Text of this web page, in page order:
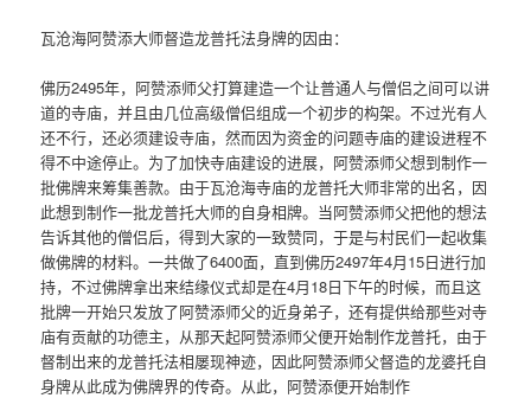
瓦沧海阿赞添大师督造龙普托法身牌的因由：
佛历2495年，阿赞添师父打算建造一个让普通人与僧侣之间可以讲
道的寺庙，并且由几位高级僧侣组成一个初步的构架。不过光有人
还不行，还必须建设寺庙，然而因为资金的问题寺庙的建设进程不
得不中途停止。为了加快寺庙建设的进展，阿赞添师父想到制作一
批佛牌来筹集善款。由于瓦沧海寺庙的龙普托大师非常的出名，因
此想到制作一批龙普托大师的自身相牌。当阿赞添师父把他的想法
告诉其他的僧侣后，得到大家的一致赞同，于是与村民们一起收集
做佛牌的材料。一共做了6400面，直到佛历2497年4月15日进行加
持，不过佛牌拿出来结缘仪式却是在4月18日下午的时候，而且这
批牌一开始只发放了阿赞添师父的近身弟子，还有提供给那些对寺
庙有贡献的功德主，从那天起阿赞添师父便开始制作龙普托，由于
督制出来的龙普托法相屡现神迹，因此阿赞添师父督造的龙婆托自
身牌从此成为佛牌界的传奇。从此，阿赞添便开始制作